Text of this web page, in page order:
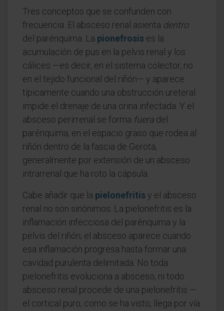
Tres conceptos que se confunden con
frecuencia. El absceso renal asienta dentro
del parénquima. La pionefrosis es la
acumulación de pus en la pelvis renal y los
cálices —es decir, en el sistema colector, no
en el tejido funcional del riñón— y aparece
típicamente cuando una obstrucción ureteral
impide el drenaje de una orina infectada. Y el
absceso perirrenal se forma fuera del
parénquima, en el espacio graso que rodea al
riñón dentro de la fascia de Gerota,
generalmente por extensión de un absceso
intrarrenal que ha roto la cápsula.
Cabe añadir que la pielonefritisy el absceso
renal no son sinónimos. La pielonefritis es la
inflamación infecciosa del parénquima y la
pelvis del riñón; el absceso aparece cuando
esa inflamación progresa hasta formar una
cavidad purulenta delimitada. No toda
pielonefritis evoluciona a absceso, ni todo
absceso renal procede de una pielonefritis —
el cortical puro, como se ha visto, llega por vía